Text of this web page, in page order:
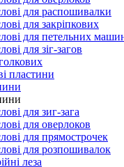
для распошивалки
для закріпкових
для петельних
для зіг-загов
пластини
для зиг-зага
для оверлоков
для прямострочек
для розпошивалок
леза